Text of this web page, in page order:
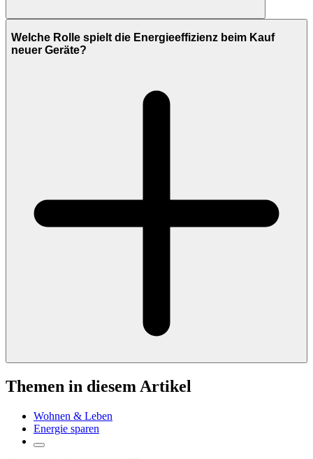
Welche Rolle spielt die Energieeffizienz beim Kauf
neuer Geräte?
Themen in diesem Artikel
Wohnen & Leben
Energie sparen